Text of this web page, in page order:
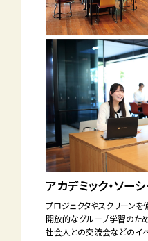
アカデミック・ソー
プロジェクタやスクリーンを
開放的なグループ学習のた
社会人との交流会などのイ